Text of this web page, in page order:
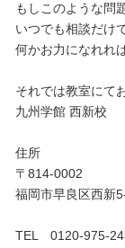
もしこのような問
いつでも相談だけ
何かお力になれれ
それでは教室にて
九州学館 西新校
住所
〒814-0002
福岡市早良区西新
TEL 0120-975-